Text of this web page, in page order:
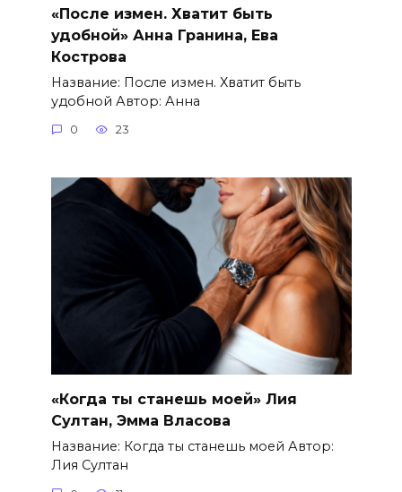
«После измен. Хватит быть
удобной» Анна Гранина, Ева
Кострова
Название: После измен. Хватит быть
удобной Автор: Анна
0 23
«Когда ты станешь моей» Лия
Султан, Эмма Власова
Название: Когда ты станешь моей Автор:
Лия Султан